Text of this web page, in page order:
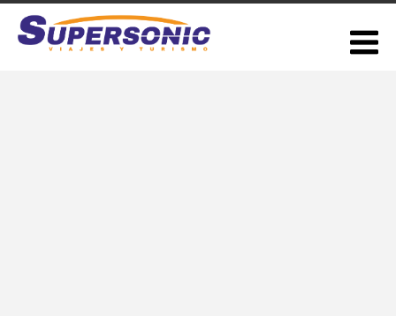
Cosquin Rock 2026 – Por día